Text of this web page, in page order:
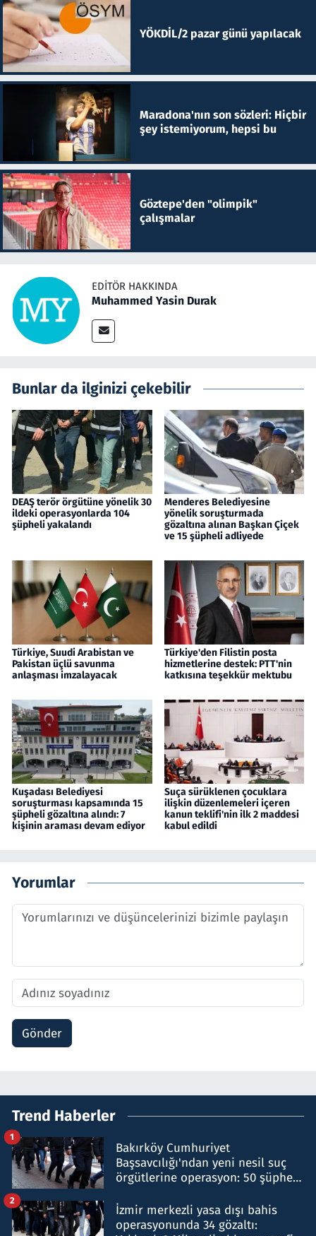
YÖKDİL/2 pazar günü yapılacak
Maradona'nın son sözleri: Hiçbir
şey istemiyorum, hepsi bu
Göztepe'den "olimpik"
çalışmalar
EDITÖR HAKKINDA
Muhammed Yasin Durak
Bunlar da ilginizi çekebilir
DEAŞ terör örgütüne yönelik 30
ildeki operasyonlarda 104
şüpheli yakalandı
Menderes Belediyesine
yönelik soruşturmada
gözaltına alınan Başkan Çiçek
ve 15 şüpheli adliyede
Türkiye, Suudi Arabistan ve
Pakistan üçlü savunma
anlaşması imzalayacak
Türkiye'den Filistin posta
hizmetlerine destek: PTT'nin
katkısına teşekkür mektubu
Kuşadası Belediyesi
soruşturması kapsamında 15
şüpheli gözaltına alındı: 7
kişinin araması devam ediyor
Suça sürüklenen çocuklara
ilişkin düzenlemeleri içeren
kanun teklifi'nin ilk 2 maddesi
kabul edildi
Yorumlar
Gönder
Trend Haberler
Bakırköy Cumhuriyet
Başsavcılığı'ndan yeni nesil suç
örgütlerine operasyon: 50 şüpheli
1
İzmir merkezli yasa dışı bahis
operasyonunda 34 gözaltı:
2